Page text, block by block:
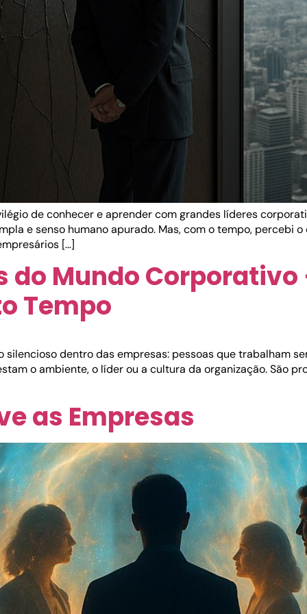
de conhecer e aprender com grandes líderes
e senso humano apurado. Mas, com o tempo, percebi
[…]
do Mundo Corporativo
Tempo
silencioso dentro das empresas: pessoas que trabalham
o ambiente, o líder ou a cultura da organização. São
as Empresas